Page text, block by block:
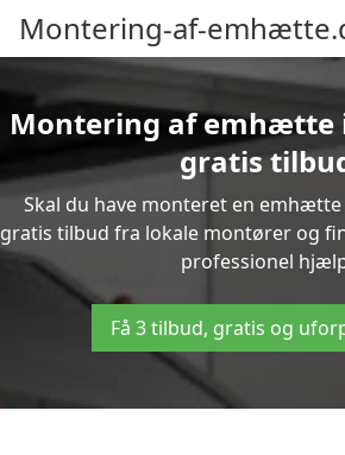
Montering-af-
Montering af emhætte
gratis
Skal du have monteret en
gratis tilbud fra lokale montører og
professionel
Få 3 tilbud, gratis og